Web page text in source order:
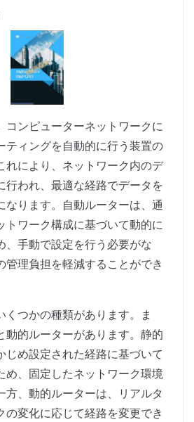
コンピューターネットワークに
ティングを自動的に行う装置の
れにより、ネットワーク内のデ
行われ、最適な経路でデータを
なります。自動ルーターは、通
トワーク構成に基づいて動的に
、手動で設定を行う必要がな
管理負担を軽減することができ
くつかの種類があります。ま
動的ルーターがあります。静的
じめ設定された経路に基づいて
め、固定したネットワーク環境
方、動的ルーターは、リアルタ
の変化に応じて経路を変更でき